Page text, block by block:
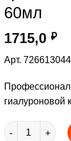
60мл
1715,0 ₽
Арт.
гиалуроновой
Количество